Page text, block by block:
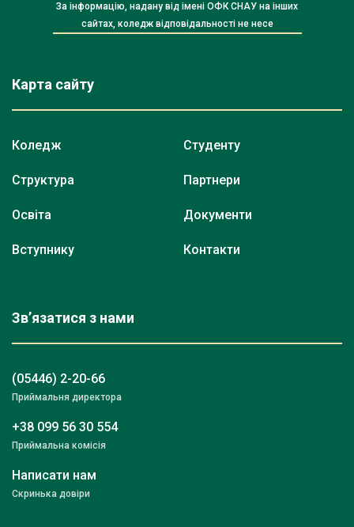
За інформацію, надану від імені ОФК СНАУ на інших
сайтах, коледж відповідальності не несе
Карта сайту
Коледж
Структура
Освіта
Вступнику
Студенту
Партнери
Документи
Контакти
Зв’язатися з нами
(05446) 2-20-66
Приймальня директора
+38 099 56 30 554
Приймальна комісія
Написати нам
Скринька довіри